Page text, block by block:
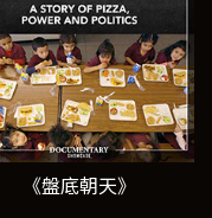
《盤底朝天》